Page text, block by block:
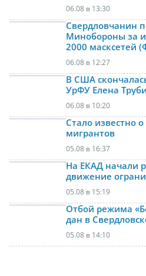
06.08 в 13:30
Свердловчанин
Минобороны за
2000 масксетей
06.08 в 12:27
В США
УрФУ Елена
06.08 в 10:20
Стало известно
мигрантов
05.08 в 16:37
На ЕКАД начали
движение
05.08 в 15:19
Отбой режима
дан в
05.08 в 14:10